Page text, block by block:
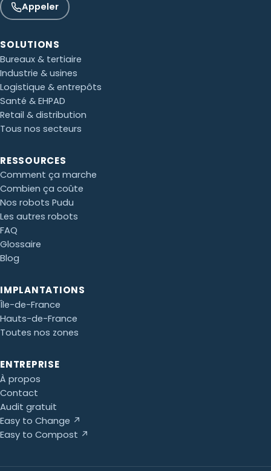
Appeler
SOLUTIONS
Bureaux & tertiaire
Industrie & usines
Logistique & entrepôts
Santé & EHPAD
Retail & distribution
Tous nos secteurs
RESSOURCES
Comment ça marche
Combien ça coûte
Nos robots Pudu
Les autres robots
FAQ
Glossaire
Blog
IMPLANTATIONS
Île-de-France
Hauts-de-France
Toutes nos zones
ENTREPRISE
À propos
Contact
Audit gratuit
Easy to Change ↗
Easy to Compost ↗
Paul · Easy to Clean
Clone du co-fondateur · En ligne